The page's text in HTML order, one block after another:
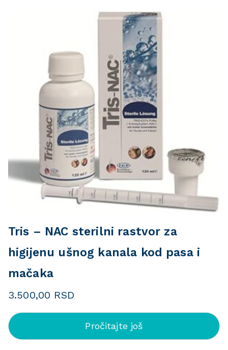
Tris – NAC sterilni rastvor za
higijenu ušnog kanala kod pasa i
mačaka
3.500,00 RSD
Pročitajte još